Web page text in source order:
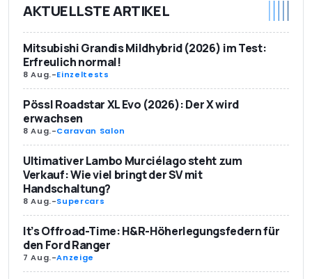
AKTUELLSTE ARTIKEL
Mitsubishi Grandis Mildhybrid (2026) im Test:
Erfreulich normal!
8 Aug.-Einzeltests
Pössl Roadstar XL Evo (2026): Der X wird
erwachsen
8 Aug.-Caravan Salon
Ultimativer Lambo Murciélago steht zum
Verkauf: Wie viel bringt der SV mit
Handschaltung?
8 Aug.-Supercars
It’s Offroad-Time: H&R-Höherlegungsfedern für
den Ford Ranger
7 Aug.-Anzeige